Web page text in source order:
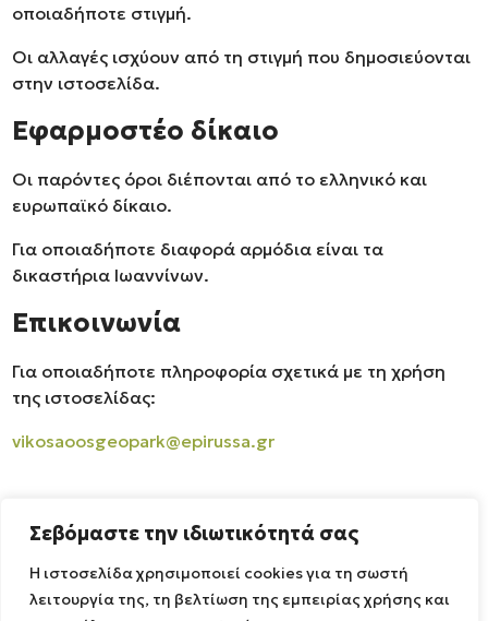
Σεβόμαστε την ιδιωτικότητά σας
Η ιστοσελίδα χρησιμοποιεί cookies για τη σωστή
λειτουργία της, τη βελτίωση της εμπειρίας χρήσης και
οποιαδήποτε στιγμή.
Οι αλλαγές ισχύουν από τη στιγμή που δημοσιεύονται
στην ιστοσελίδα.
Εφαρμοστέο δίκαιο
Οι παρόντες όροι διέπονται από το ελληνικό και
ευρωπαϊκό δίκαιο.
Για οποιαδήποτε διαφορά αρμόδια είναι τα
δικαστήρια Ιωαννίνων.
Επικοινωνία
Για οποιαδήποτε πληροφορία σχετικά με τη χρήση
της ιστοσελίδας:
vikosaoosgeopark@epirussa.gr